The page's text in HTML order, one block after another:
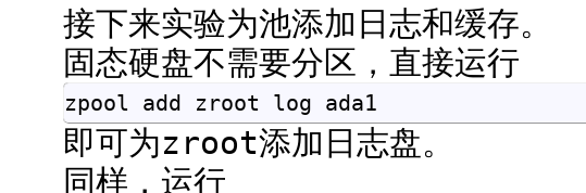
接下来实验为池添加日志和缓存。
固态硬盘不需要分区，直接运行
zpool add zroot log ada1
即可为zroot添加日志盘。
同样，运行